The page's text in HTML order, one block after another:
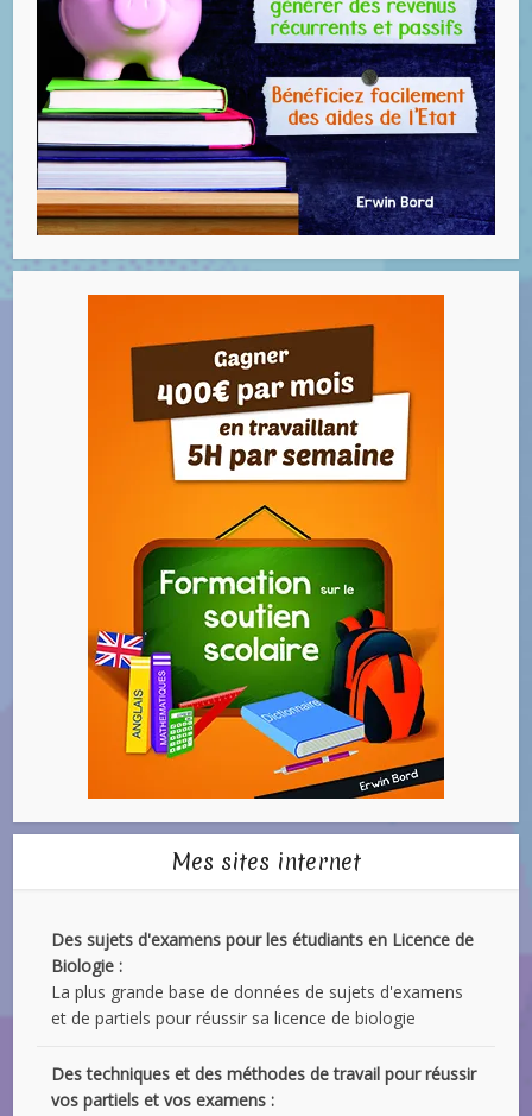
Mes sites internet
Des sujets d'examens pour les étudiants en Licence de
Biologie :
La plus grande base de données de sujets d'examens
et de partiels pour réussir sa licence de biologie
Des techniques et des méthodes de travail pour réussir
vos partiels et vos examens :